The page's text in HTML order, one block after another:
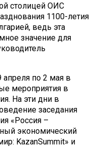
столицей ОИС
1100-летия
ведь эта
значение для
апреля по 2 мая в
мероприятия в
На эти дни в
заседания
«Россия –
экономический
KazanSummit» и